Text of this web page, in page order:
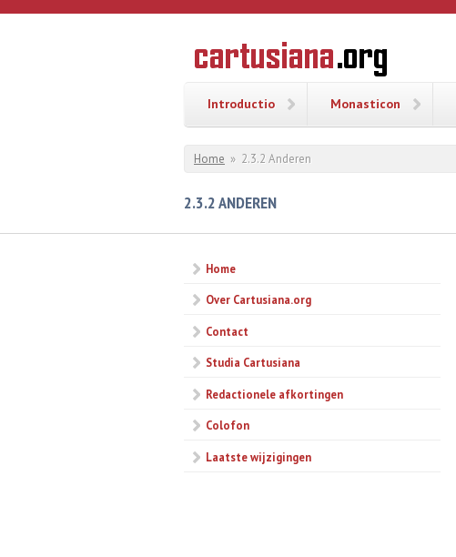
Overslaan en naar de inhoud gaan
CARTUSIANA
Geschiedenis
van de
Introductio Monasticon
U bent hier
Home » 2.3.2 Anderen
2.3.2 ANDEREN
Home
Over Cartusiana.org
Contact
Studia Cartusiana
Redactionele afkortingen
Colofon
Laatste wijzigingen